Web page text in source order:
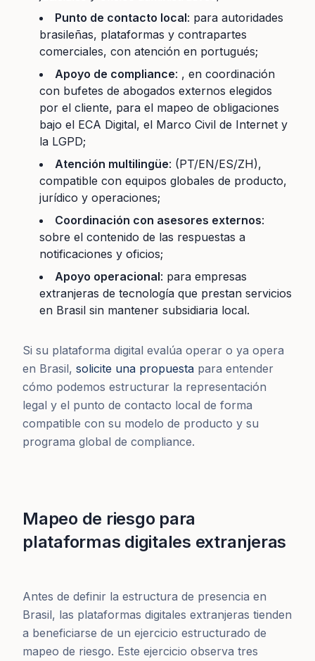
Punto de contacto local: para autoridades
brasileñas, plataformas y contrapartes
comerciales, con atención en portugués;
Apoyo de compliance: , en coordinación
con bufetes de abogados externos elegidos
por el cliente, para el mapeo de obligaciones
bajo el ECA Digital, el Marco Civil de Internet y
la LGPD;
Atención multilingüe: (PT/EN/ES/ZH),
compatible con equipos globales de producto,
jurídico y operaciones;
Coordinación con asesores externos:
sobre el contenido de las respuestas a
notificaciones y oficios;
Apoyo operacional: para empresas
extranjeras de tecnología que prestan servicios
en Brasil sin mantener subsidiaria local.
Si su plataforma digital evalúa operar o ya opera
en Brasil, solicite una propuesta para entender
cómo podemos estructurar la representación
legal y el punto de contacto local de forma
compatible con su modelo de producto y su
programa global de compliance.
Mapeo de riesgo para
plataformas digitales extranjeras
Antes de definir la estructura de presencia en
Brasil, las plataformas digitales extranjeras tienden
a beneficiarse de un ejercicio estructurado de
mapeo de riesgo. Este ejercicio observa tres